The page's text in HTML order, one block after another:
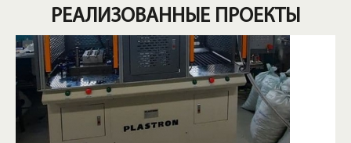
РЕАЛИЗОВАННЫЕ ПРОЕКТЫ